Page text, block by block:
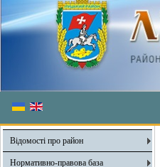
Відомості про район
Нормативно-правова база